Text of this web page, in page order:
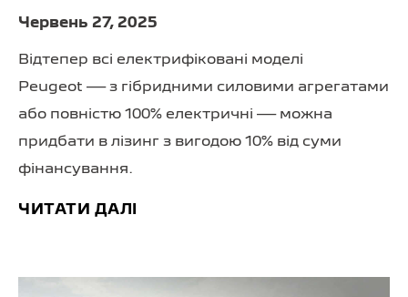
Червень 27, 2025
Відтепер всі електрифіковані моделі
Peugeot — з гібридними силовими агрегатами
або повністю 100% електричні — можна
придбати в лізинг з вигодою 10% від суми
фінансування.
ЧИТАТИ ДАЛІ